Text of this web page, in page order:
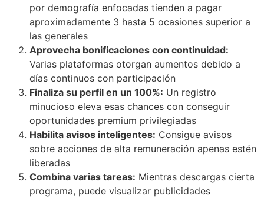
por demografía enfocadas tienden a pagar
aproximadamente 3 hasta 5 ocasiones superior a
las generales
Aprovecha bonificaciones con continuidad:
Varias plataformas otorgan aumentos debido a
días continuos con participación
Finaliza su perfil en un 100%: Un registro
minucioso eleva esas chances con conseguir
oportunidades premium privilegiadas
Habilita avisos inteligentes: Consigue avisos
sobre acciones de alta remuneración apenas estén
liberadas
Combina varias tareas: Mientras descargas cierta
programa, puede visualizar publicidades